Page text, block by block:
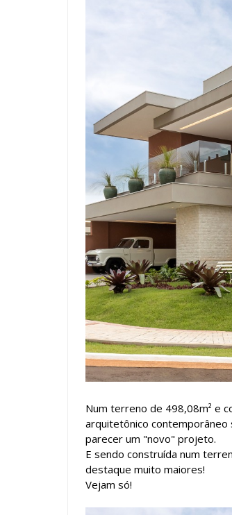
Num terreno de 498,08m² e
arquitetônico contemporâneo
parecer um "novo" projeto.
E sendo construída num
destaque muito maiores!
Vejam só!